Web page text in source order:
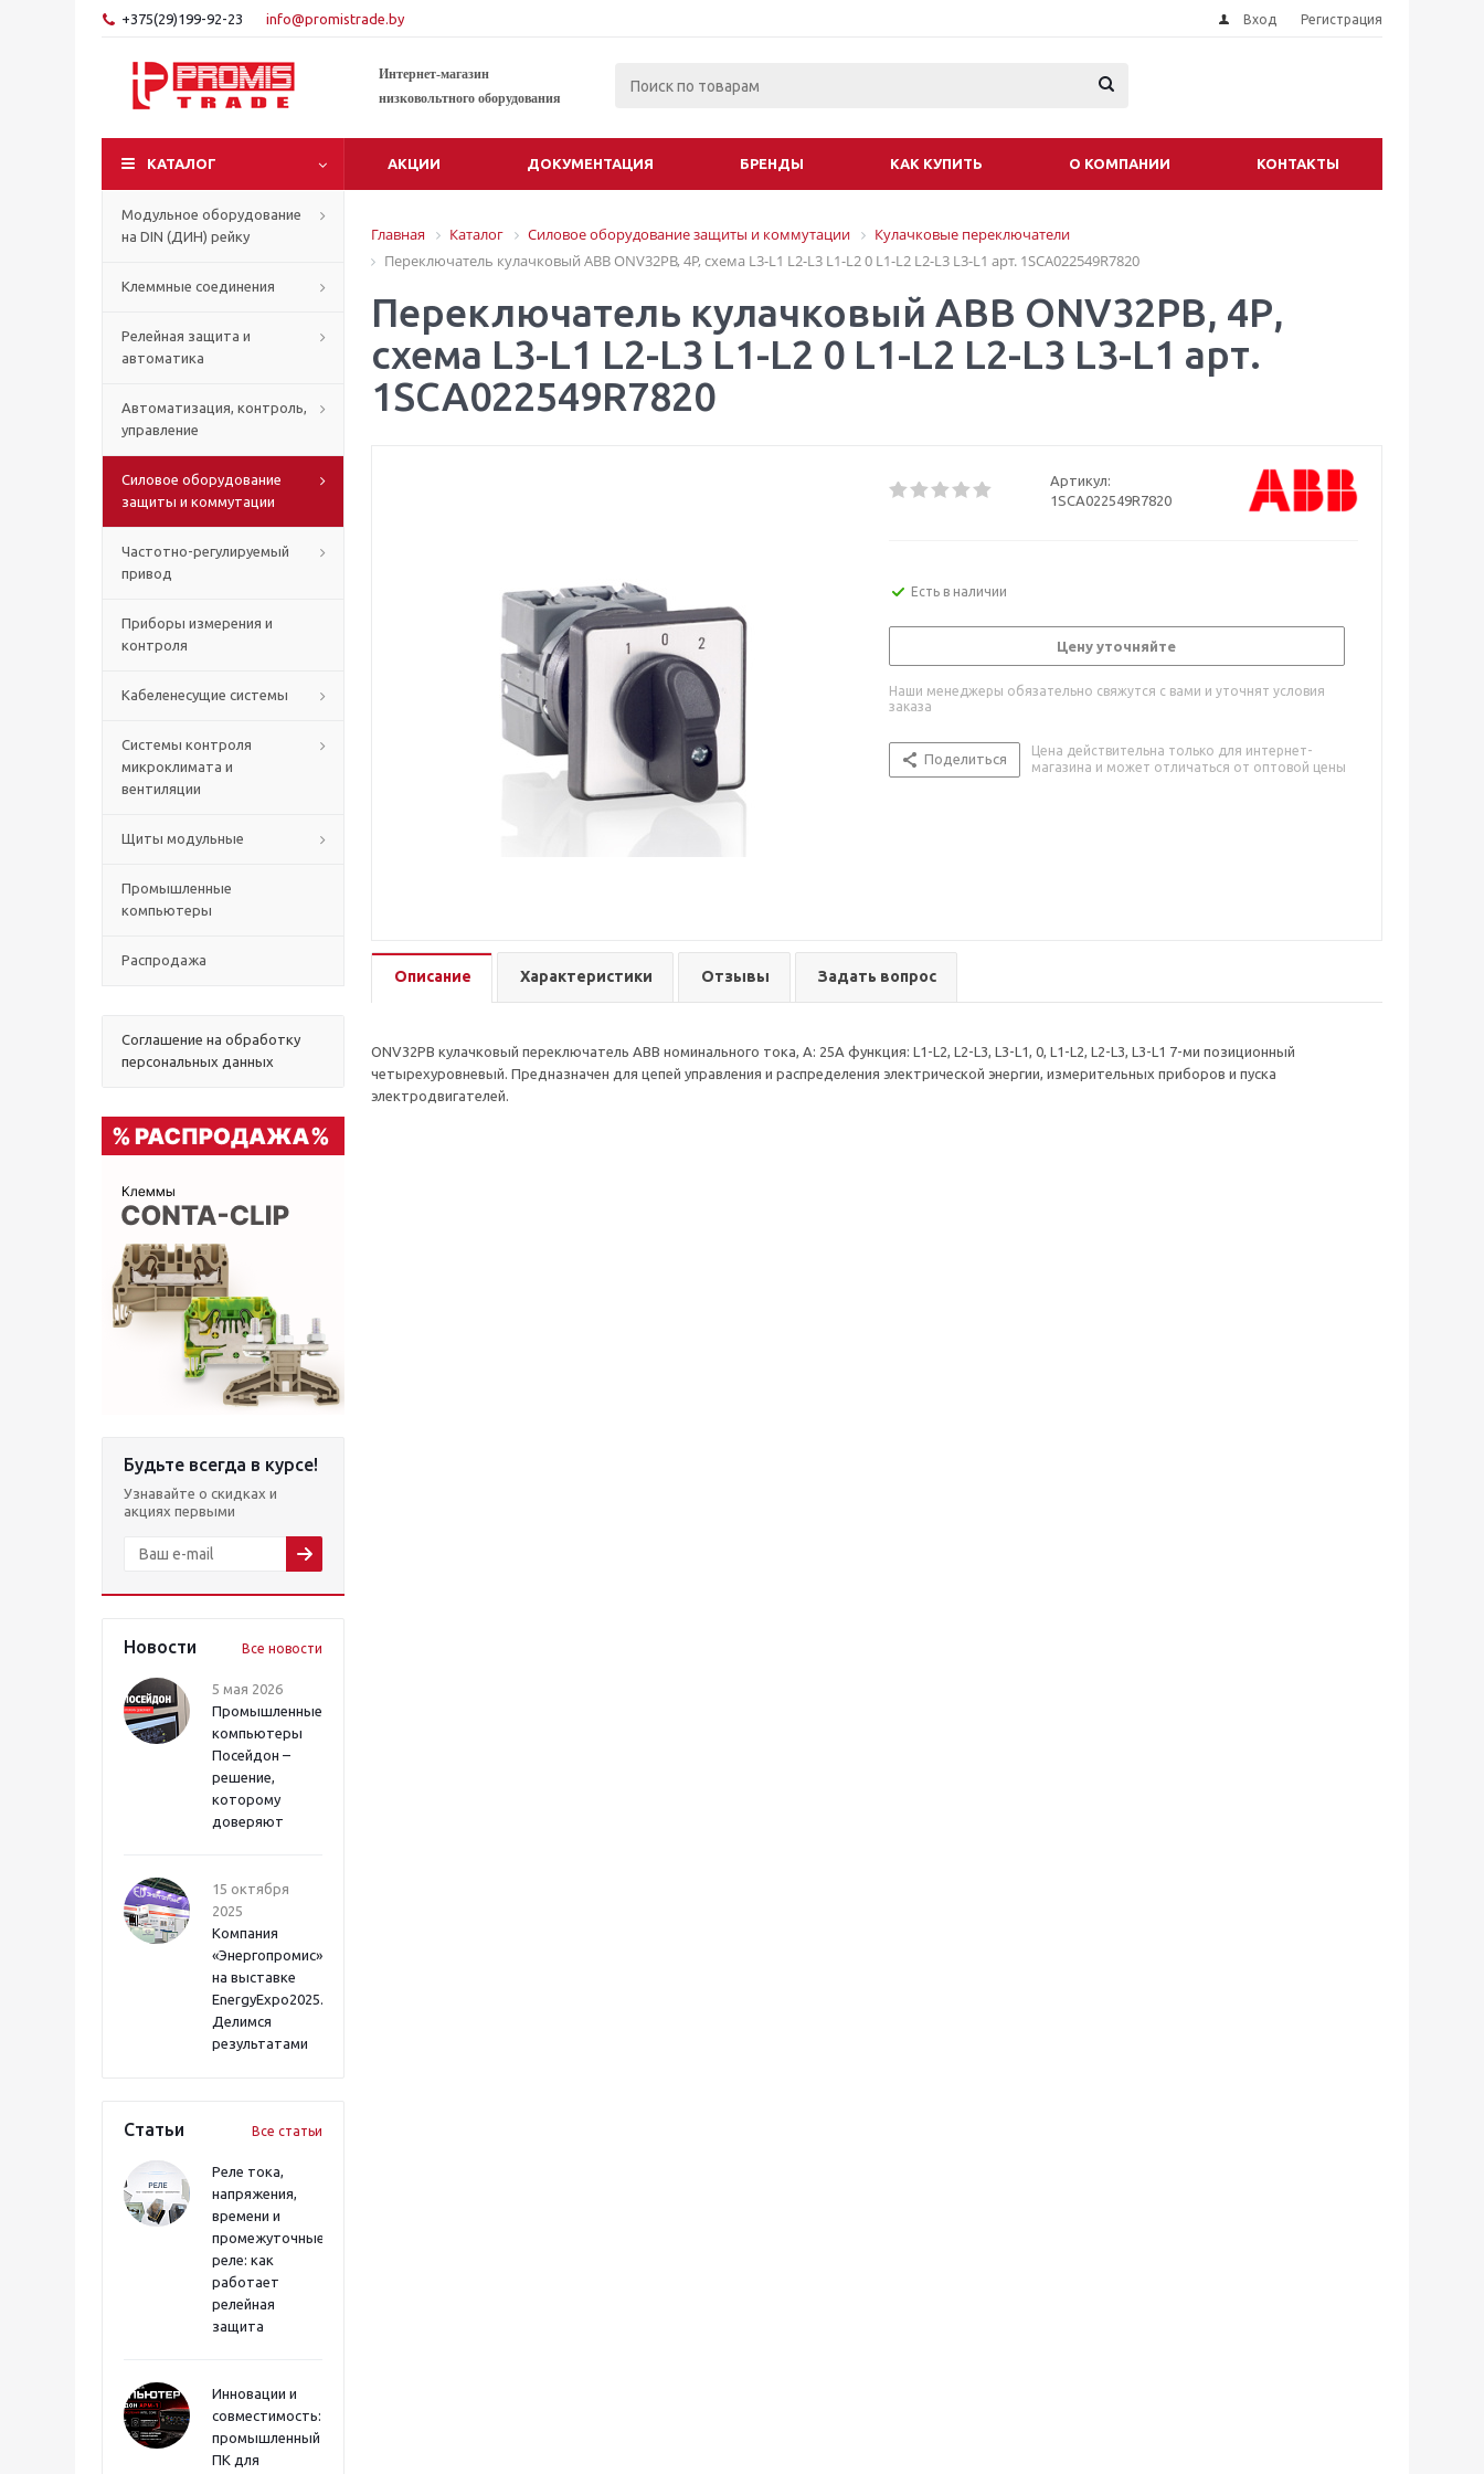
+375(29)199-92-23 info@promistrade.by Вход Регистрация
Интернет-магазин
низковольтного оборудования
КАТАЛОГ АКЦИИ ДОКУМЕНТАЦИЯ БРЕНДЫ КАК КУПИТЬ О КОМПАНИИ КОНТАКТЫ
Модульное оборудование
на DIN (ДИН) рейку
Клеммные соединения
Релейная защита и
автоматика
Автоматизация, контроль,
управление
Силовое оборудование
защиты и коммутации
Частотно-регулируемый
привод
Приборы измерения и
контроля
Кабеленесущие системы
Системы контроля
микроклимата и
вентиляции
Щиты модульные
Промышленные
компьютеры
Распродажа
Соглашение на обработку
персональных данных
Будьте всегда в курсе!
Узнавайте о скидках и
акциях первыми
Новости Все новости
5 мая 2026
Промышленные
компьютеры
Посейдон –
решение,
которому
доверяют
15 октября
2025
Компания
«Энергопромис»
на выставке
EnergyExpo2025.
Делимся
результатами
Статьи Все статьи
Реле тока,
напряжения,
времени и
промежуточные
реле: как
работает
релейная
защита
Инновации и
совместимость:
промышленный
ПК для
Главная Каталог Силовое оборудование защиты и коммутации
Кулачковые переключатели
Переключатель кулачковый АВВ ONV32PB, 4Р, схема L3-L1 L2-L3 L1-L2 0 L1-L2 L2-L3 L3-L1 арт. 1SCA022549R7820
Переключатель кулачковый АВВ ONV32PB, 4Р,
схема L3-L1 L2-L3 L1-L2 0 L1-L2 L2-L3 L3-L1 арт.
1SCA022549R7820
Артикул:
1SCA022549R7820
Есть в наличии
Цену уточняйте
Наши менеджеры обязательно свяжутся с вами и уточнят условия
заказа
Поделиться
Цена действительна только для интернет-
магазина и может отличаться от оптовой цены
Описание Характеристики Отзывы Задать вопрос
ONV32PB кулачковый переключатель ABB номинального тока, А: 25А функция: L1-L2, L2-L3, L3-L1, 0, L1-L2, L2-L3, L3-L1 7-ми позиционный
четырехуровневый. Предназначен для цепей управления и распределения электрической энергии, измерительных приборов и пуска
электродвигателей.